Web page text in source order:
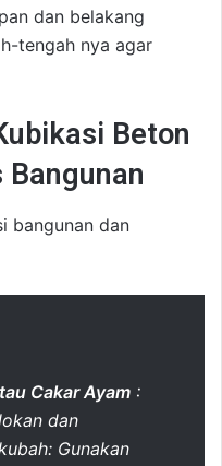
dan belakang
tengah nya agar
Beton
bangunan dan
Cakar Ayam :
dan
Gunakan